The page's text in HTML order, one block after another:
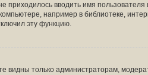
приходилось вводить имя
например в библиотеке,
эту функцию.
видны только администраторам,